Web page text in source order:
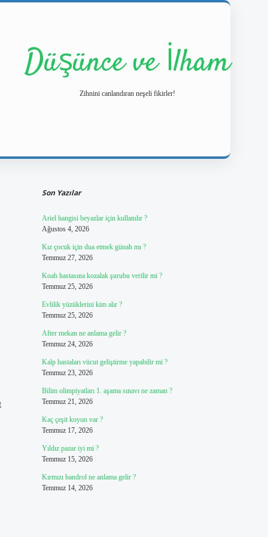
Düşünce ve İlham
Zihnini canlandıran neşeli fikirler!
Son Yazılar
Ariel hangisi beyazlar için kullanılır ?
Ağustos 4, 2026
Kız çocuk için dua etmek günah mı ?
Temmuz 27, 2026
Koah hastasına kozalak şurubu verilir mi ?
Temmuz 25, 2026
Evlilik yüzüklerini kim alır ?
Temmuz 25, 2026
After mekan ne anlama gelir ?
Temmuz 24, 2026
Kalp hastaları vücut geliştirme yapabilir mi ?
Temmuz 23, 2026
Bilim olimpiyatları 1. aşama sınavı ne zaman ?
Temmuz 21, 2026
Kaç çeşit koyun var ?
Temmuz 17, 2026
Yıldız pazar iyi mi ?
Temmuz 15, 2026
Kırmızı bandrol ne anlama gelir ?
Temmuz 14, 2026